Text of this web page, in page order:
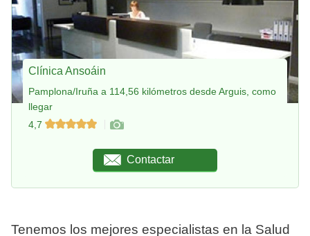
Clínica Ansoáin
Pamplona/Iruña a 114,56 kilómetros desde Arguis, como
llegar
4,7
Contactar
Tenemos los mejores especialistas en la Salud